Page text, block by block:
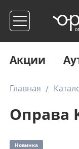
Акции
Главная
Оправа
Новинка